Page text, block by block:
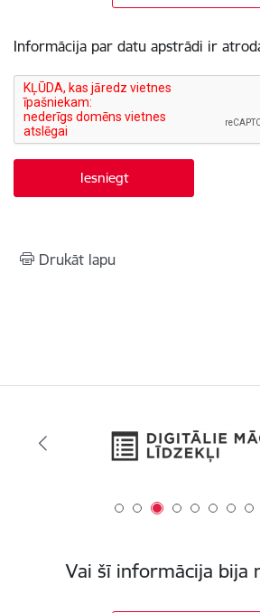
Informācija par datu apstrādi ir
Drukāt lapu
Vai šī informācija bija